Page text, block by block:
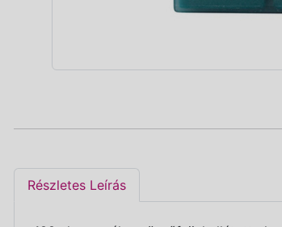
Részletes Leírás